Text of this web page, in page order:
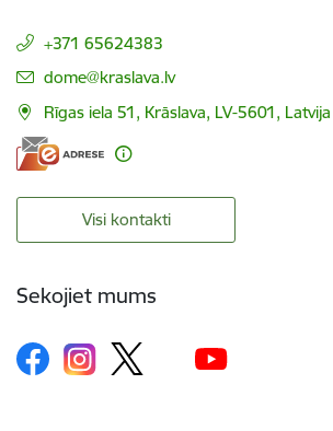
+371 65624383
E-pasts:
dome@kraslava.lv
Rīgas iela 51, Krāslava, LV-5601, Latvija
Visi kontakti
Sekojiet mums